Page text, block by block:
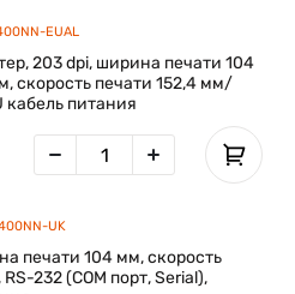
EUAL
203 dpi, ширина печати 104
скорость печати 152,4 мм/
кабель питания
UK
печати 104 мм, скорость
232 (COM порт, Serial),